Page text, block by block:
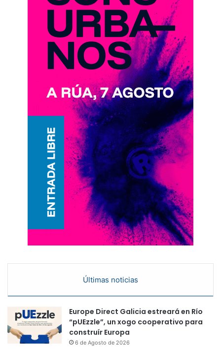
Últimas noticias
Europe Direct Galicia estreará en Río
“pUEzzle”, un xogo cooperativo para
construír Europa
6 de Agosto de 2026